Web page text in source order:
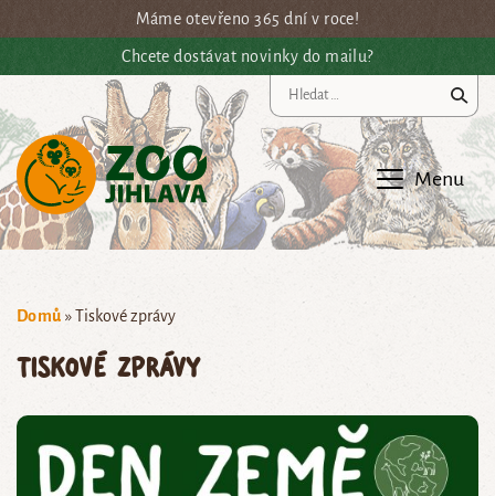
Přejít na hlavní obsahMáme otevřeno 365 dní v roce!
Chcete dostávat novinky do mailu?
Menu
Domů »Tiskové zprávy
Tiskové zprávy